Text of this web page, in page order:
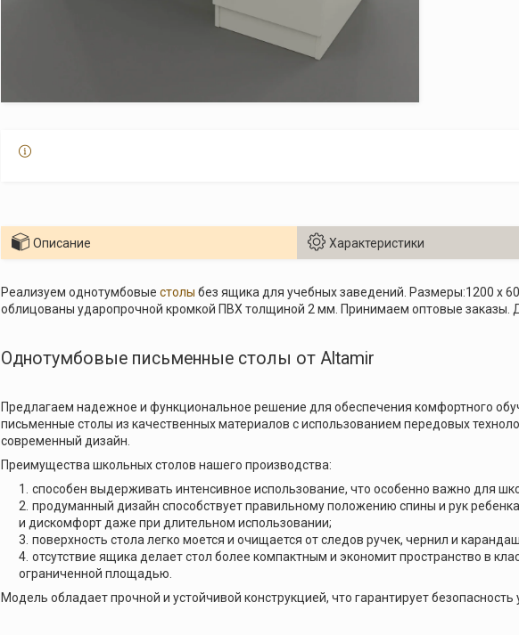
Описание Характеристики
Реализуем однотумбовые столы без ящика для учебных заведений. Размеры:1200 х
облицованы ударопрочной кромкой ПВХ толщиной 2 мм. Принимаем оптовые заказы.
Однотумбовые письменные столы от Altamir
Предлагаем надежное и функциональное решение для обеспечения комфортного
письменные столы из качественных материалов с использованием передовых
современный дизайн.
Преимущества школьных столов нашего производства:
способен выдерживать интенсивное использование, что особенно важно для
продуманный дизайн способствует правильному положению спины и рук
и дискомфорт даже при длительном использовании;
поверхность стола легко моется и очищается от следов ручек, чернил и
отсутствие ящика делает стол более компактным и экономит пространство в
ограниченной площадью.
Модель обладает прочной и устойчивой конструкцией, что гарантирует